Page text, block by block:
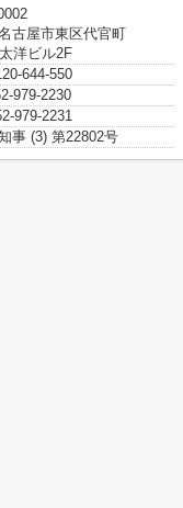
古屋市東区代官町
洋ビル2F
644-550
979-2230
979-2231
事 (3) 第22802号